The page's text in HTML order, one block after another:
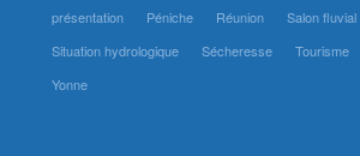
présentation
Péniche Réunion
Salon fluvial
Situation hydrologique
Sécheresse Tourisme
Yonne